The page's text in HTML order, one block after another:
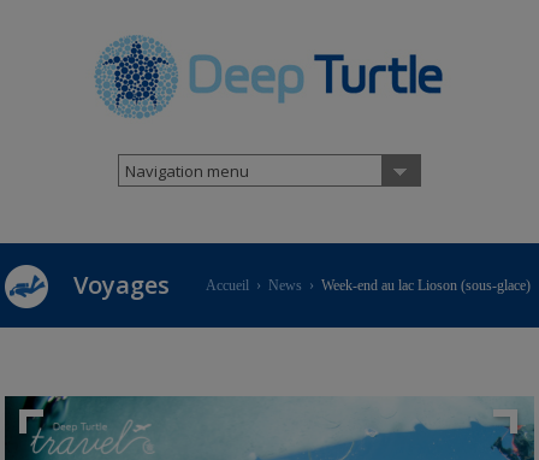
Navigation menu
Voyages Accueil› News › Week-end au lac Lioson (sous-glace)